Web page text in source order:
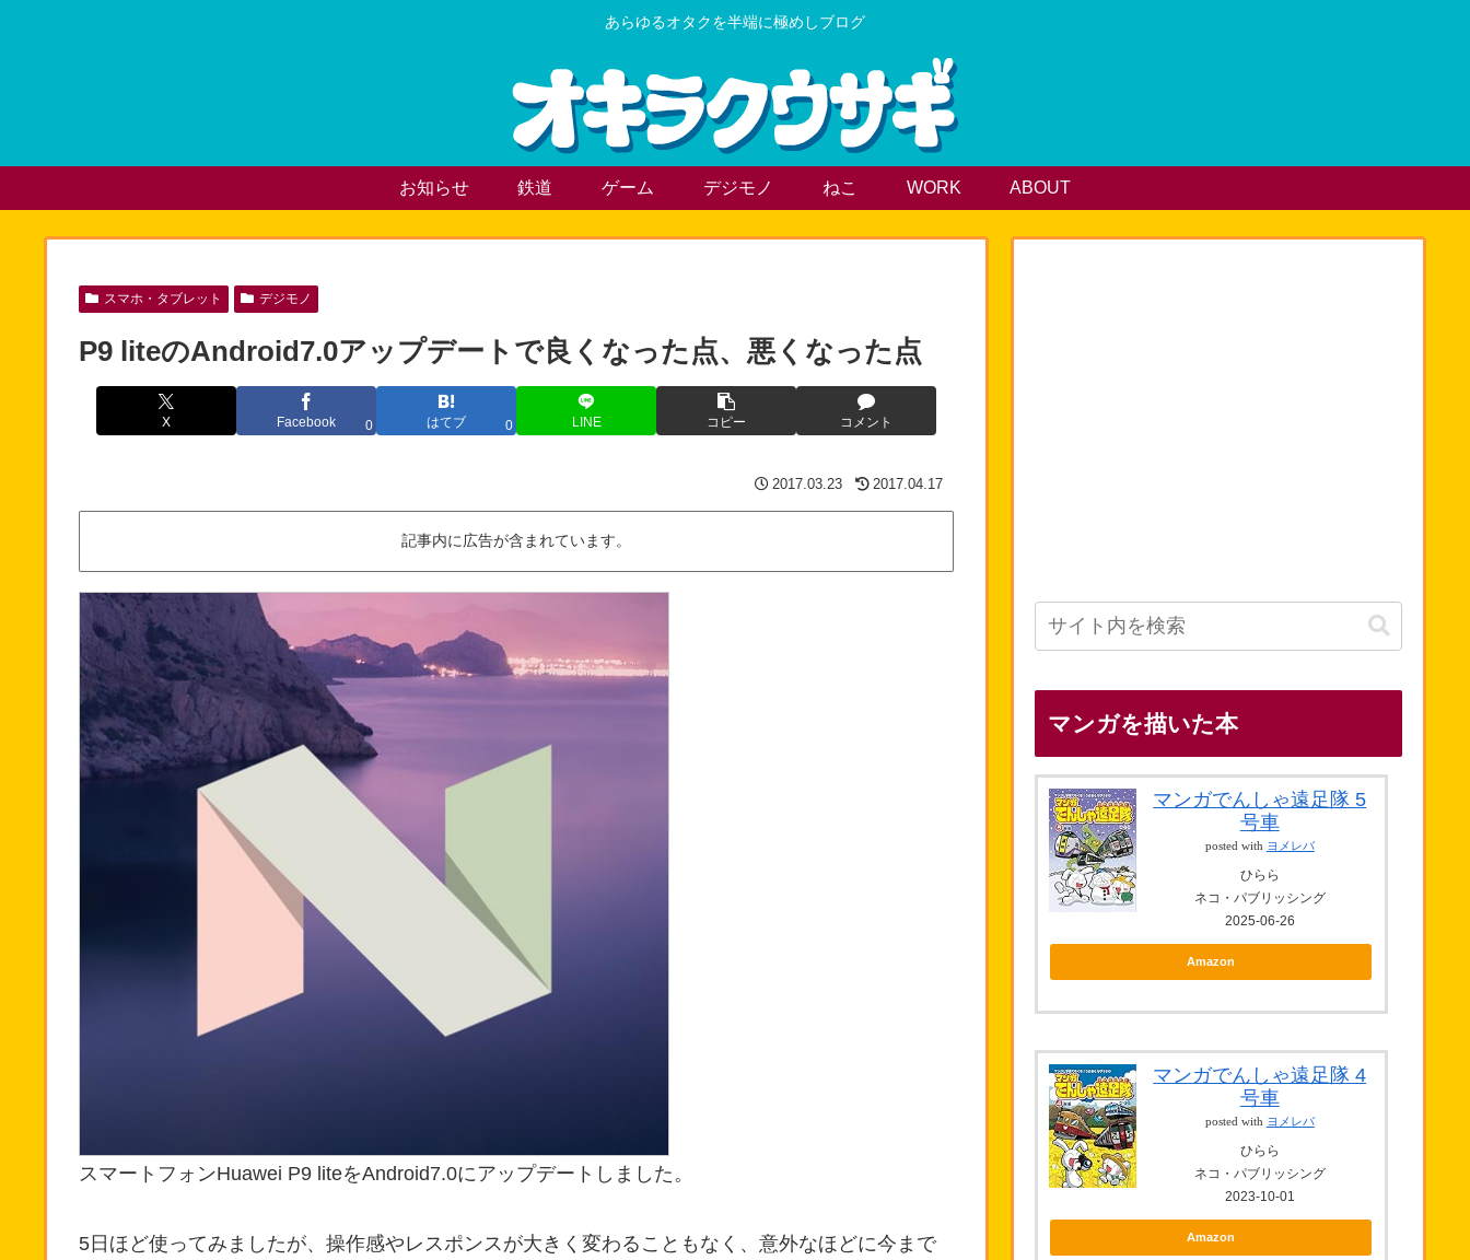
あらゆるオタクを半端に極めしブログ
お知らせ 鉄道 ゲーム デジモノ ねこ WORK ABOUT
スマホ・タブレット デジモノ
P9 liteのAndroid7.0アップデートで良くなった点、悪くなった点
X Facebook 0 はてブ 0 LINE コピー コメント
2017.03.23 2017.04.17
記事内に広告が含まれています。
スマートフォンHuawei P9 liteをAndroid7.0にアップデートしました。
5日ほど使ってみましたが、操作感やレスポンスが大きく変わることもなく、意外なほどに今まで
マンガを描いた本
マンガでんしゃ遠足隊 5
号車
posted with ヨメレバ
ひらら
ネコ・パブリッシング
2025-06-26
Amazon
マンガでんしゃ遠足隊 4
号車
posted with ヨメレバ
ひらら
ネコ・パブリッシング
2023-10-01
Amazon